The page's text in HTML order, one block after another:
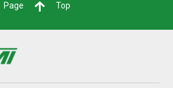
Page Top